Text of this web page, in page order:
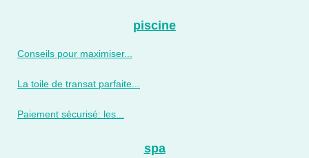
piscine
Conseils pour maximiser...
La toile de transat parfaite...
Paiement sécurisé: les...
spa